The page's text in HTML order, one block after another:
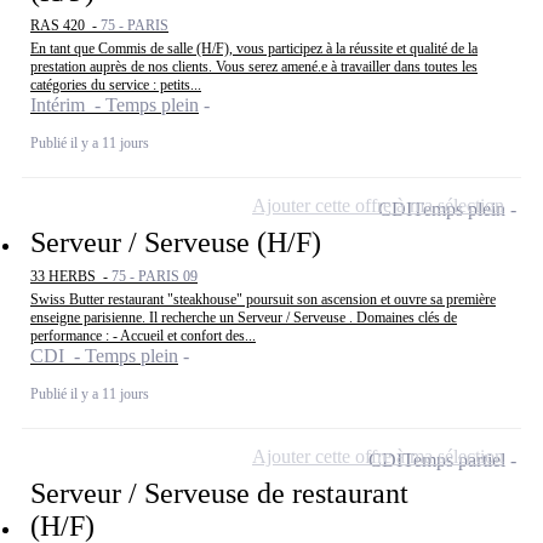
RAS 420 - 75 - PARIS
En tant que Commis de salle (H/F), vous participez à la réussite et qualité de la
prestation auprès de nos clients. Vous serez amené.e à travailler dans toutes les
catégories du service : petits...
Intérim - Temps plein
Publié il y a 11 jours
Serveur / Serveuse (H/F)
33 HERBS - 75 - PARIS 09
Swiss Butter restaurant "steakhouse" poursuit son ascension et ouvre sa première
enseigne parisienne. Il recherche un Serveur / Serveuse . Domaines clés de
performance : - Accueil et confort des...
CDI - Temps plein
Publié il y a 11 jours
CDITemps plein
Ajouter cette offre à ma sélection
Serveur / Serveuse de restaurant
(H/F)
CDITemps partiel
Ajouter cette offre à ma sélection